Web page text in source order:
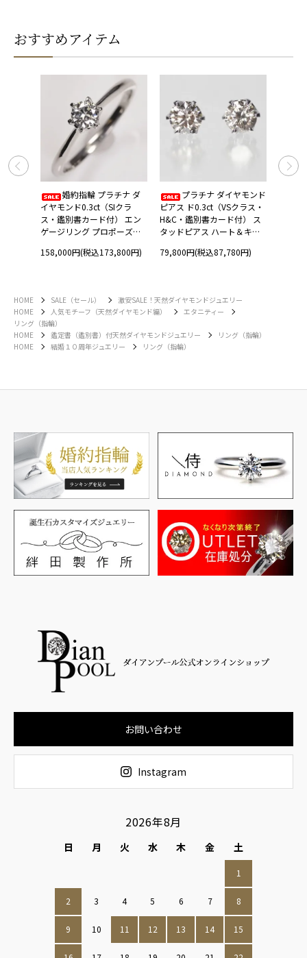
おすすめアイテム
婚約指輪 プラチナ ダ
イヤモンド0.3ct（SIクラ
ス・鑑別書カード付） エン
ゲージリング プロポーズリ
158,000円(税込173,800円)
プラチナ ダイヤモンド
ピアス ド0.3ct（VSクラス・
H&C・鑑別書カード付） ス
タッドピアス ハート＆キュ
79,800円(税込87,780円)
HOME SALE（セール）
激安SALE！天然ダイヤモンドジュエリー
HOME
人気モチーフ（天然ダイヤモンド編）
エタニティー
リング（指輪）
HOME
鑑定書（鑑別書）付天然ダイヤモンドジュエリー
リング（指輪）
HOME
結婚１０周年ジュエリー リング（指輪）
お問い合わせ
Instagram
2026年8月
日 月 火 水 木 金 土
1
2 3 4 5 6 7 8
9 10 11 12 13 14 15